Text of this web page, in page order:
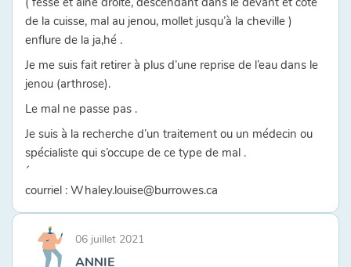
de la cuisse, mal au jenou, mollet jusqu’à la cheville )
enflure de la ja,hé .
Je me suis fait retirer à plus d’une reprise de l’eau dans le
jenou (arthrose).
Le mal ne passe pas .
Je suis à la recherche d’un traitement ou un médecin ou
spécialiste qui s’occupe de ce type de mal .
´
courriel : Whaley.louise@burrowes.ca
06 juillet 2021
ANNIE